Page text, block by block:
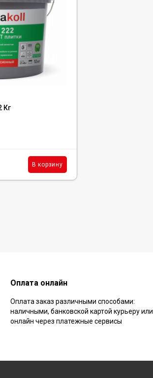
Кг
В корзину
Оплата онлайн
Оплата заказ различными способами:
наличными, банковской картой курьеру или
онлайн через платежные сервисы